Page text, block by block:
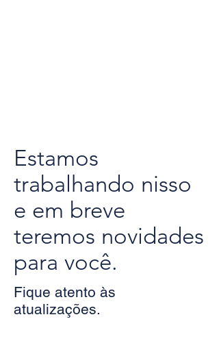
Estamos
trabalhando nisso
e em breve
teremos novidades
para você.
Fique atento às
atualizações.